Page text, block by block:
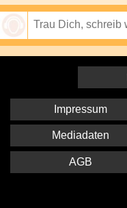
Impressum
Mediadaten
AGB